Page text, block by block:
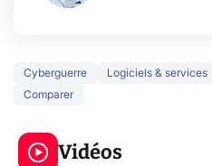
Cyberguerre Logiciels & services
Comparer
Vidéos
3 écrans en 1 pour
319€ ? Voici L'AOC
CQ32G4ZA !